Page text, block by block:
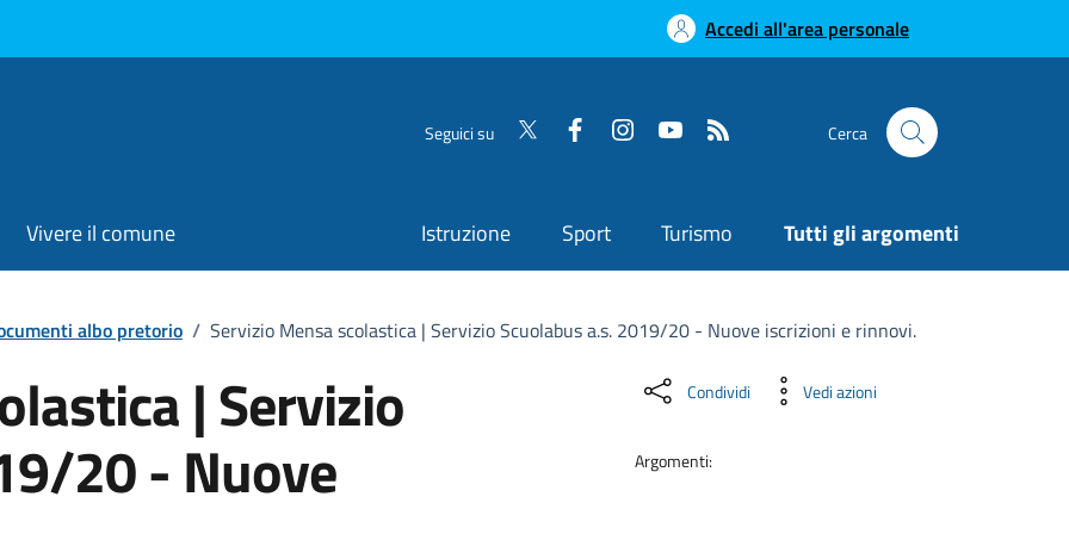
Accedi all'area personale
Seguici su Cerca
Vivere il comune Istruzione Sport Turismo Tutti gli argomenti
albo pretorio / Servizio Mensa scolastica | Servizio Scuolabus a.s. 2019/20 - Nuove iscrizioni e rinnovi.
| Servizio
20 - Nuove
Condividi Vedi azioni
Argomenti: